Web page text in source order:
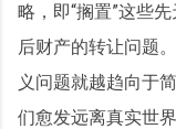
略，即“搁置”这些
后财产的转让问题
义问题就越趋向于
们愈发远离真实世